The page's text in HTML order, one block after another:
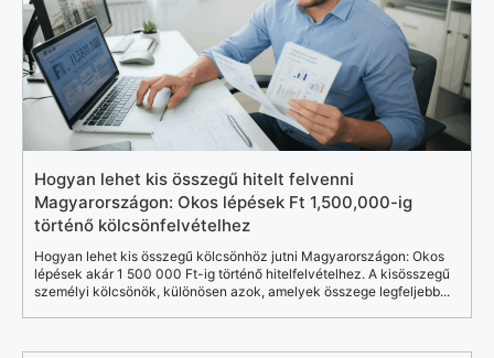
Hogyan lehet kis összegű hitelt felvenni
Magyarországon: Okos lépések Ft 1,500,000-ig
történő kölcsönfelvételhez
Hogyan lehet kis összegű kölcsönhöz jutni Magyarországon: Okos
lépések akár 1 500 000 Ft-ig történő hitelfelvételhez. A kisösszegű
személyi kölcsönök, különösen azok, amelyek összege legfeljebb...